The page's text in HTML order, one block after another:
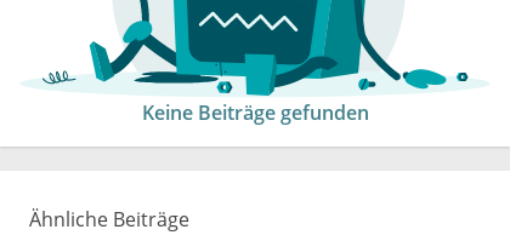
Keine Beiträge gefunden
Ähnliche Beiträge